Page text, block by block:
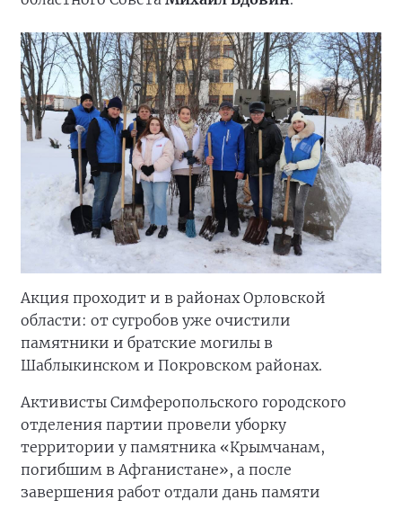
Акция проходит и в районах Орловской
области: от сугробов уже очистили
памятники и братские могилы в
Шаблыкинском и Покровском районах.
Активисты Симферопольского городского
отделения партии провели уборку
территории у памятника «Крымчанам,
погибшим в Афганистане», а после
завершения работ отдали дань памяти